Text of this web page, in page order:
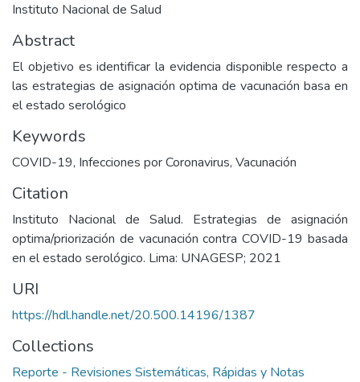
Instituto Nacional de Salud
Abstract
El objetivo es identificar la evidencia disponible respecto a
las estrategias de asignación optima de vacunación basa en
el estado serológico
Keywords
COVID-19, Infecciones por Coronavirus, Vacunación
Citation
Instituto Nacional de Salud. Estrategias de asignación
optima/priorización de vacunación contra COVID-19 basada
en el estado serológico. Lima: UNAGESP; 2021
URI
https://hdl.handle.net/20.500.14196/1387
Collections
Reporte - Revisiones Sistemáticas, Rápidas y Notas